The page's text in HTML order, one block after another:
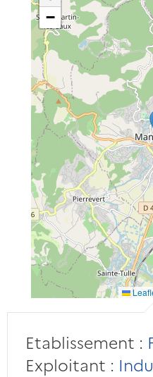
−
Etablissement :
Exploitant :